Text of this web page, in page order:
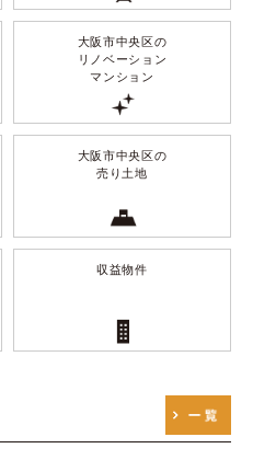
大阪市中央区の
リノベーション
マンション
大阪市中央区の
売り土地
収益物件